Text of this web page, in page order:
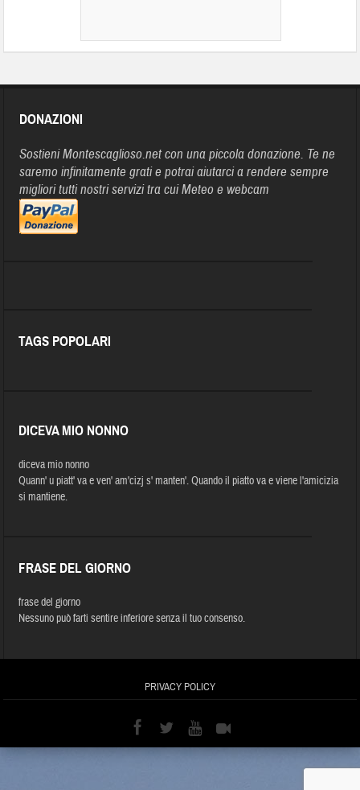
DONAZIONI
Sostieni Montescaglioso.net con una piccola donazione. Te ne
saremo infinitamente grati e potrai aiutarci a rendere sempre
migliori tutti nostri servizi tra cui Meteo e webcam
TAGS POPOLARI
DICEVA MIO NONNO
diceva mio nonno
Quann' u piatt' va e ven' am'cizj s' manten'. Quando il piatto va e viene l'amicizia
si mantiene.
FRASE DEL GIORNO
frase del giorno
Nessuno può farti sentire inferiore senza il tuo consenso.
PRIVACY POLICY